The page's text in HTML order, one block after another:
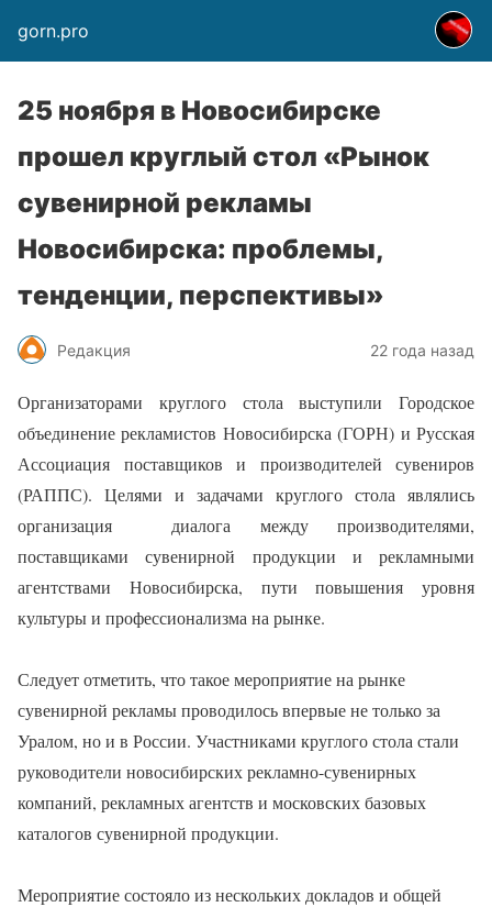
gorn.pro
25 ноября в Новосибирске
прошел круглый стол «Рынок
сувенирной рекламы
Новосибирска: проблемы,
тенденции, перспективы»
Редакция 22 года назад
Организаторами круглого стола выступили Городское
объединение рекламистов Новосибирска (ГОРН) и Русская
Ассоциация поставщиков и производителей сувениров
(РАППС). Целями и задачами круглого стола являлись
организация диалога между производителями,
поставщиками сувенирной продукции и рекламными
агентствами Новосибирска, пути повышения уровня
культуры и профессионализма на рынке.
Следует отметить, что такое мероприятие на рынке
сувенирной рекламы проводилось впервые не только за
Уралом, но и в России. Участниками круглого стола стали
руководители новосибирских рекламно-сувенирных
компаний, рекламных агентств и московских базовых
каталогов сувенирной продукции.
Мероприятие состояло из нескольких докладов и общей